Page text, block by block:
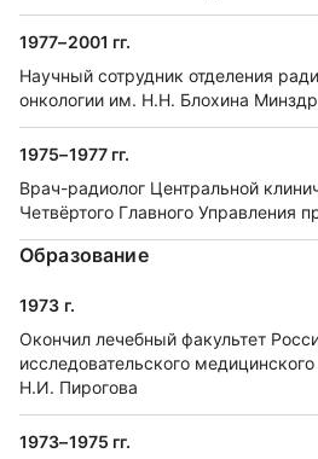
1977–2001 гг.
Научный сотрудник отделения
онкологии им. Н.Н. Блохина
1975–1977 гг.
Врач-радиолог Центральной
Четвёртого Главного Управления
Образование
1973 г.
Окончил лечебный факультет
исследовательского
Н.И. Пирогова
1973–1975 гг.